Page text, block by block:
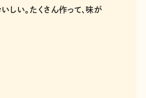
しい。たくさん作って、味が